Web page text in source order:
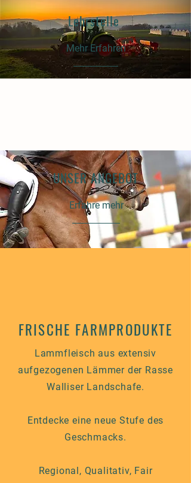
Lehrstelle
Mehr Erfahren
UNSER ANGEBOT
Erfahre mehr
FRISCHE FARMPRODUKTE
Lammfleisch aus extensiv
aufgezogenen Lämmer der Rasse
Walliser Landschafe.
Entdecke eine neue Stufe des
Geschmacks.
Regional, Qualitativ, Fair